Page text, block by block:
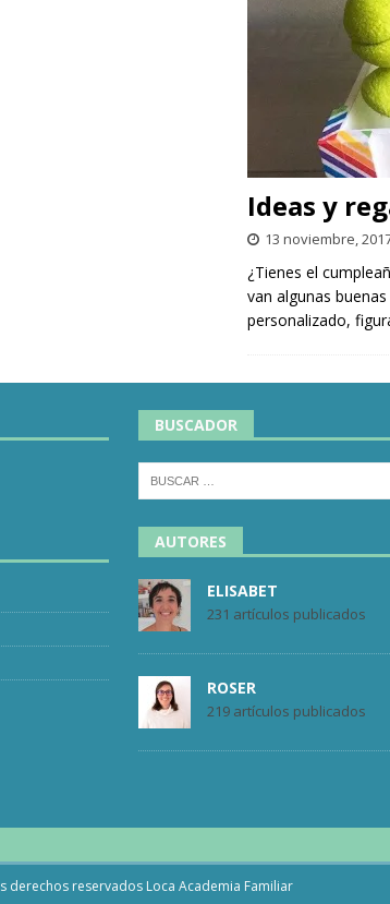
Ideas y
13 noviembre,
¿Tienes el
van algunas
personalizado,
BUSCADOR
AUTORES
ELISABET
231 artículos publicados
ROSER
219 artículos publicados
derechos reservados Loca Academia Familiar